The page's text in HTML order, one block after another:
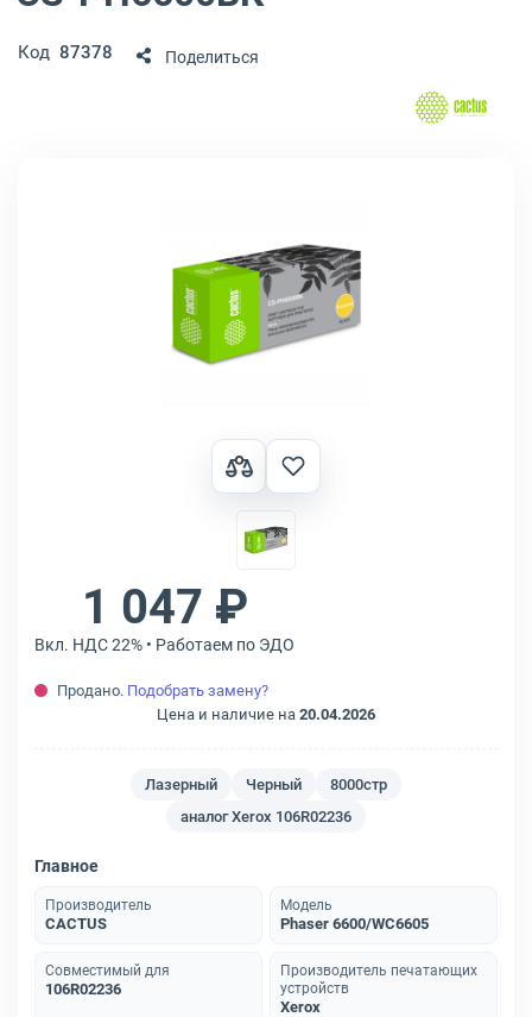
Код 87378 Поделиться
1 047 ₽
Вкл. НДС 22% • Работаем по ЭДО
Продано. Подобрать замену?
Цена и наличие на 20.04.2026
Лазерный Черный
8000стр
аналог Xerox 106R02236
Главное
Производитель
CACTUS
Модель
Phaser 6600/WC6605
Совместимый для
106R02236
Производитель печатающих
устройств
Xerox